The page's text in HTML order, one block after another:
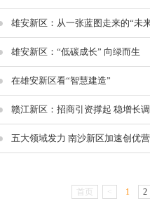
雄安新区：从一张蓝图走来的“未
雄安新区：“低碳成长” 向绿而生
在雄安新区看“智慧建造”
赣江新区：招商引资撑起 稳增长
五大领域发力 南沙新区加速创优
首页 < 1 2